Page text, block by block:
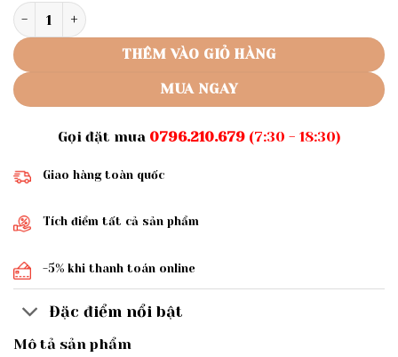
Rập giấy A0 mã 1437 - bộ thun suông số lượng
THÊM VÀO GIỎ HÀNG
MUA NGAY
Gọi đặt mua 0796.210.679(7:30 - 18:30)
Giao hàng toàn quốc
Tích điểm tất cả sản phẩm
-5% khi thanh toán online
Đặc điểm nổi bật
Mô tả sản phẩm